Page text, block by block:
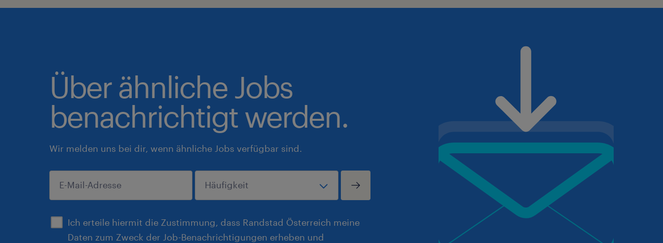
Über ähnliche Jobs
benachrichtigt werden.
Wir melden uns bei dir, wenn ähnliche Jobs verfügbar sind.
Ich erteile hiermit die Zustimmung, dass Randstad Österreich meine
Daten zum Zweck der Job-Benachrichtigungen erheben und
einreichen